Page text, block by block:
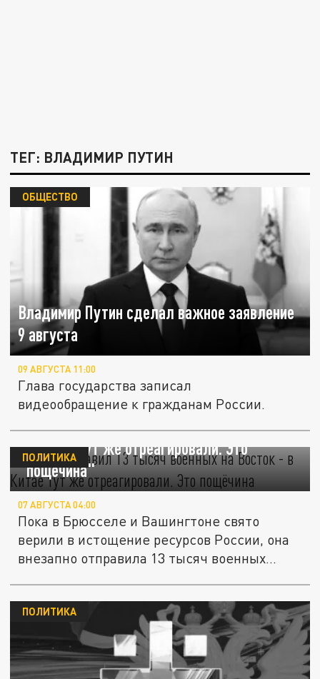
ТЕГ: ВЛАДИМИР ПУТИН
Владимир Путин сделал важное заявление
9 августа
ОБЩЕСТВО
09 АВГУСТА 11:00
Глава государства записал
видеообращение к гражданам России.
Путин отправил 13 тысяч военных на Восток
- в Китае тут же отреагировали. Это
"пощёчина"
ПОЛИТИКА
07 АВГУСТА 04:00
Пока в Брюсселе и Вашингтоне свято
верили в истощение ресурсов России, она
внезапно отправила 13 тысяч военных...
ПОЛИТИКА